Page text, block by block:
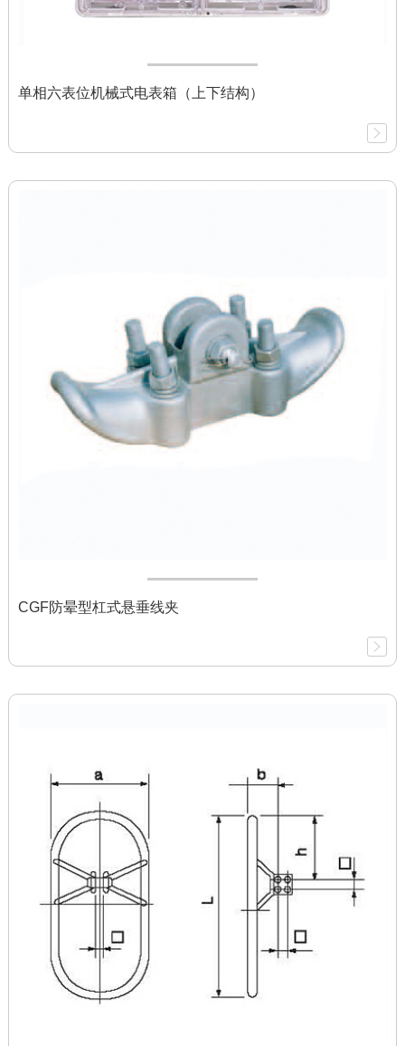
单相六表位机械式电表箱（上下结构）
CGF防晕型杠式悬垂线夹